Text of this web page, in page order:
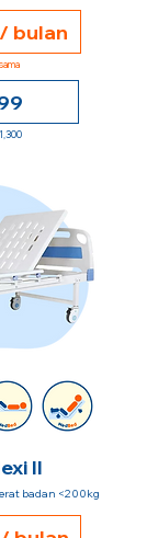
bulan
II
badan <200kg